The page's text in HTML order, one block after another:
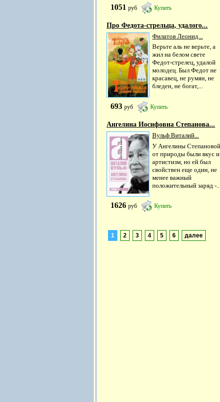
1051 руб Купить
Про Федота-стрельца, удалого...
Филатов Леонид...
Верьте аль не верьте, а
жил на белом свете
Федот-стрелец, удалой
молодец. Был Федот не
красавец, не румян, не
бледен, не богат,...
693 руб Купить
Ангелина Иосифовна Степанова...
Вульф Виталий...
У Ангелины Степановой
от природы были вкус и
артистизм, но ей был
свойствен еще один, не
менее важный
положительный заряд -
1626 руб Купить
1 2 3 4 5 6 далее